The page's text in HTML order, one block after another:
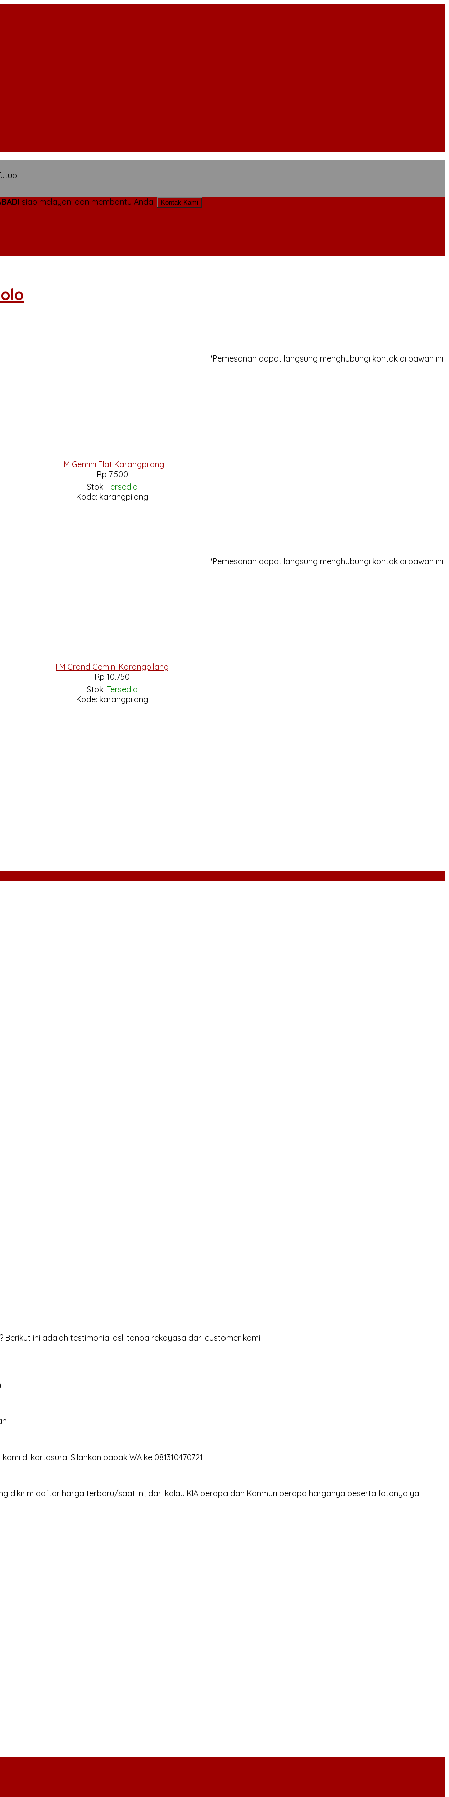
siap melayani dan membantu Anda. Kontak Kami
*Pemesanan dapat langsung menghubungi kontak di bawah ini:
I M Gemini Flat Karangpilang
Rp 7.500
Stok: Tersedia
Kode: karangpilang
*Pemesanan dapat langsung menghubungi kontak di bawah ini:
I M Grand Gemini Karangpilang
Rp 10.750
Stok: Tersedia
Kode: karangpilang
ini adalah testimonial asli tanpa rekayasa dari customer kami.
di kartasura. Silahkan bapak WA ke 081310470721
dikirim daftar harga terbaru/saat ini, dari kalau KIA berapa dan Kanmuri berapa harganya beserta fotonya ya.